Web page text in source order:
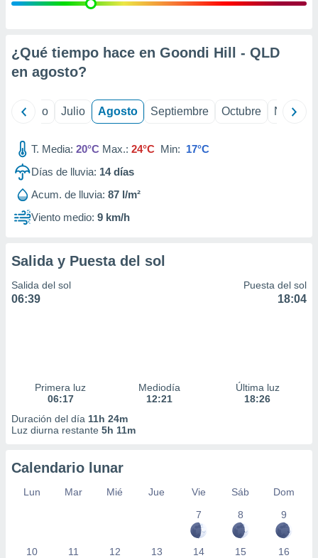
e
mediante
de
1199
¿Qué tiempo hace en Goondi Hill - QLD
en agosto?
Junio Julio Agosto Septiembre Octubre
T. Media: 20°C Max.: 24°C Min: 17°C
Días de lluvia: 14días
Acum. de lluvia: 87 l/m²
Viento medio: 9 km/h
Salida y Puesta del sol
Salida del sol
06:39
Puesta del sol
18:04
Primera luz
06:17
Mediodía
12:21
Última luz
18:26
Duración del día 11h 24m
Luz diurna restante 5h 11m
Calendario lunar
Lun Mar Mié Jue Vie Sáb
Dom
7
8 9
10 11 12 13 14 15 16